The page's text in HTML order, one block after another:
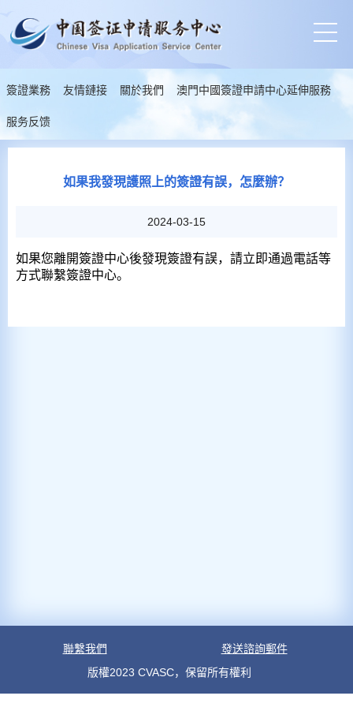
簽證業務 友情鏈接 關於我們 澳門中國簽證申請中心延伸服務
服务反馈
如果我發現護照上的簽證有誤，怎麼辦？
2024-03-15
如果您離開簽證中心後發現簽證有誤，請立即通過電話等
方式聯繫簽證中心。
聯繫我們
發送諮詢郵件
版權2023 CVASC，保留所有權利